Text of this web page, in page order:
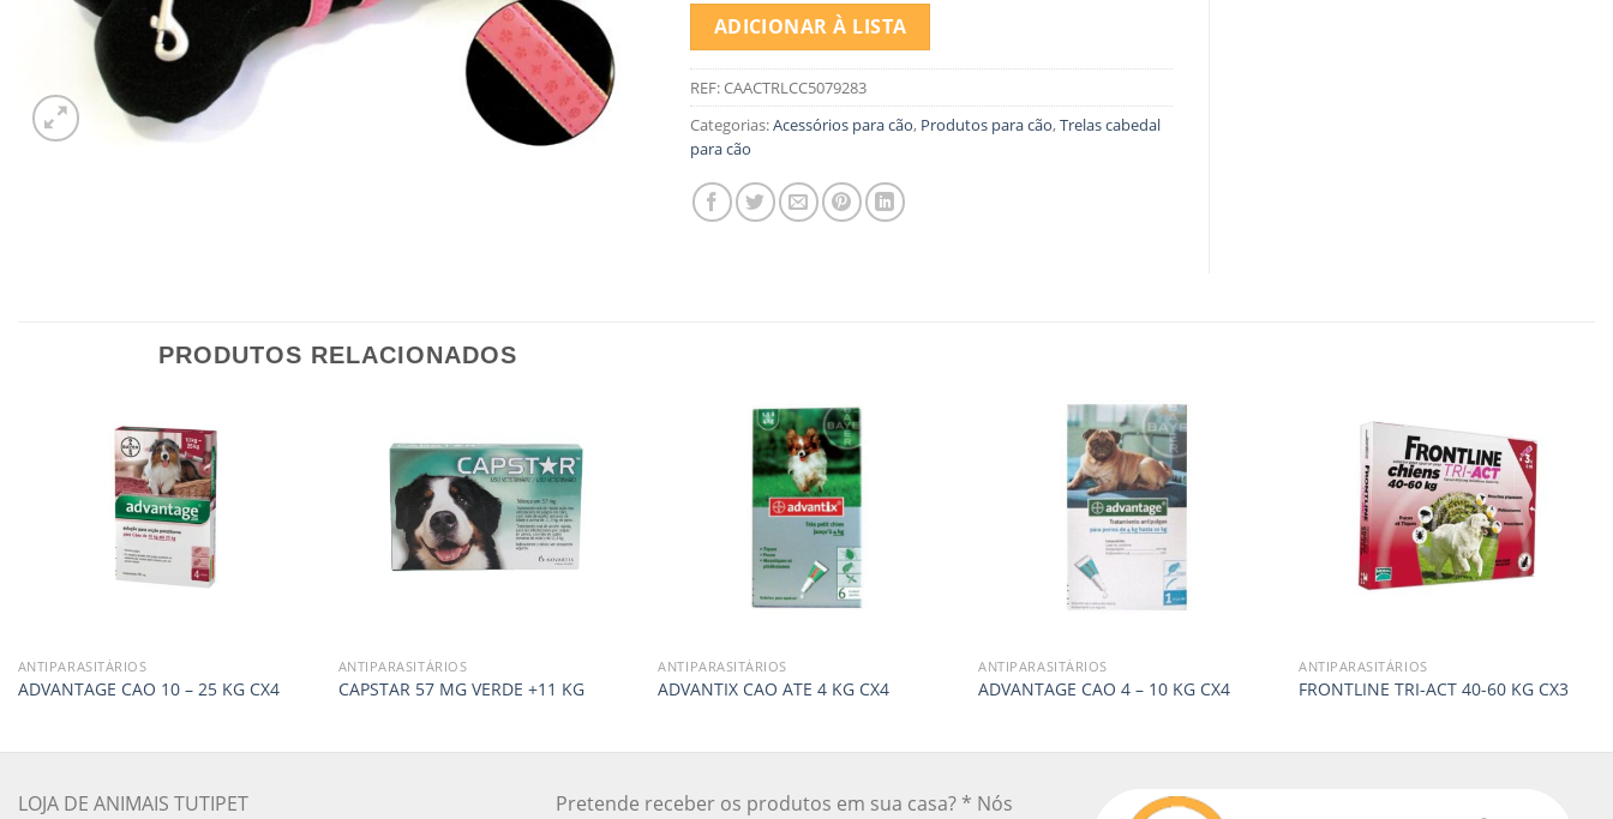
ADICIONAR À LISTA
REF:CAACTRLCC5079283
Categorias:Acessórios para cão, Produtos para cão,Trelas cabedal
para cão
PRODUTOS RELACIONADOS
ANTIPARASITÁRIOS
ADVANTAGE CAO 10 – 25 KG CX4
ANTIPARASITÁRIOS
CAPSTAR 57 MG VERDE +11 KG
ANTIPARASITÁRIOS
ADVANTIX CAO ATE 4 KG CX4
ANTIPARASITÁRIOS
ADVANTAGE CAO 4 – 10 KG CX4
ANTIPARASITÁRIOS
FRONTLINE TRI-ACT 40-60 KG CX3
LOJA DE ANIMAIS TUTIPET
Pretende receber os produtos em sua casa? * Nós